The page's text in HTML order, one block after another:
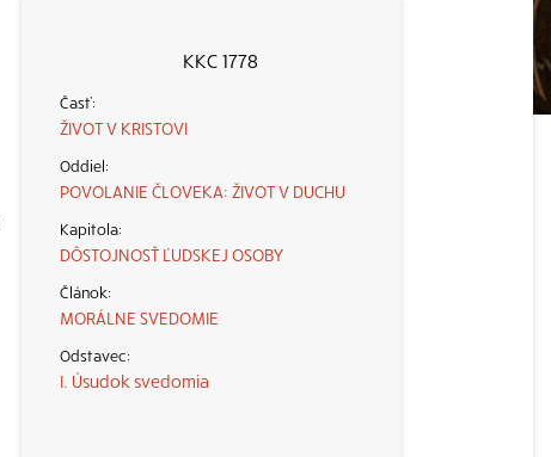
KKC 1778
ŽIVOT V KRISTOVI
POVOLANIE ČLOVEKA: ŽIVOT V DUCHU
DÔSTOJNOSŤ ĽUDSKEJ OSOBY
MORÁLNE SVEDOMIE
I. Úsudok svedomia